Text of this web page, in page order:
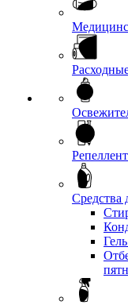
Средства